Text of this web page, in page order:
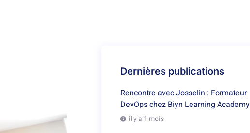
Dernières publications
Rencontre avec Josselin : Formateur
DevOps chez Biyn Learning Academy
il y a 1 mois